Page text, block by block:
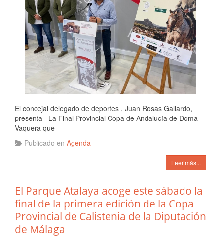
El concejal delegado de deportes , Juan Rosas Gallardo,
presenta La Final Provincial Copa de Andalucía de Doma
Vaquera que
Publicado en Agenda
Leer más...
El Parque Atalaya acoge este sábado la
final de la primera edición de la Copa
Provincial de Calistenia de la Diputación
de Málaga